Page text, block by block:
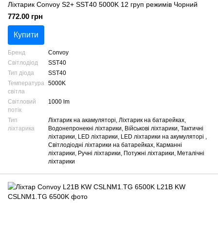
Ліхтарик Convoy S2+ SST40 5000K 12 груп режимів Чорний
772.00 грн
Купити
Бренд
Convoy
Світлодіод
SST40
Тип діода
SST40
Температура
світла
5000K
Світловий
потік
1000 lm
Тип
ліхтарика
Ліхтарик на акамуляторі, Ліхтарик на батарейках,
Водонепронекні ліхтарики, Військові ліхтарики, Тактичні
ліхтарики, LED ліхтарики, LED ліхтарики на акумуляторі ,
Світлодіодні ліхтарики на батарейках, Карманні
ліхтарики, Ручні ліхтарики, Потужні ліхтарики, Металічні
ліхтарики